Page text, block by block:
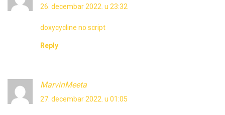
26. decembar 2022. u 23:32
doxycycline no script
Reply
MarvinMeeta
27. decembar 2022. u 01:05